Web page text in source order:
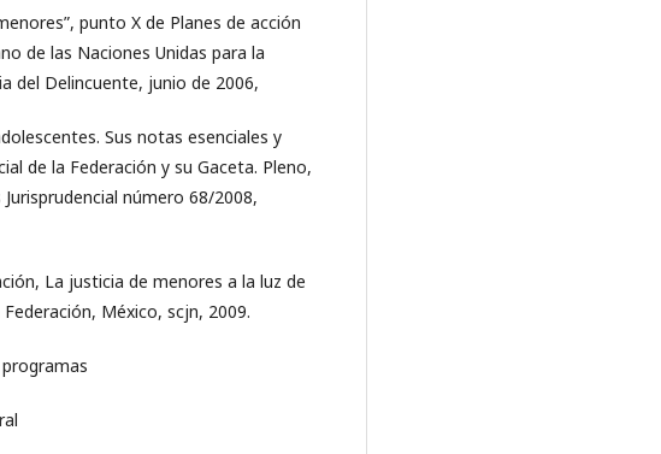
punto X de Planes de acción
de las Naciones Unidas para la
del Delincuente, junio de 2006,
Sus notas esenciales y
de la Federación y su Gaceta. Pleno,
número 68/2008,
La justicia de menores a la luz de
México, scjn, 2009.